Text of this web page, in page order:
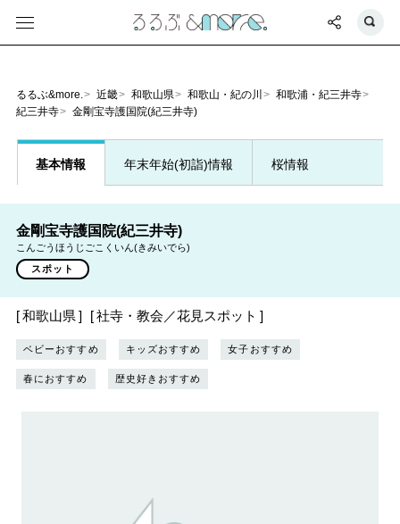
るるぶ&more. 近畿 和歌山県 和歌山・紀の川
和歌浦・紀三井寺
紀三井寺
金剛宝寺護国院(紀三井寺)
基本情報 年末年始(初詣)情報 桜情報
金剛宝寺護国院(紀三井寺)
こんごうほうじごこくいん(きみいでら)
スポット
和歌山県 社寺・教会／花見スポット
ベビーおすすめ キッズおすすめ 女子おすすめ
春におすすめ 歴史好きおすすめ